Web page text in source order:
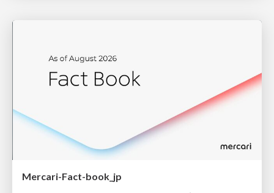
Mercari-Fact-book_jp